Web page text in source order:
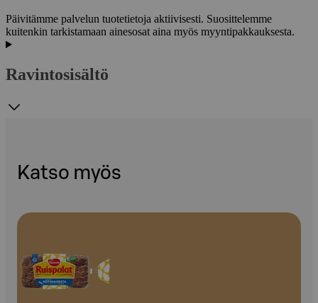
Päivitämme palvelun tuotetietoja aktiivisesti. Suosittelemme
kuitenkin tarkistamaan ainesosat aina myös myyntipakkauksesta.
Ravintosisältö
Katso myös